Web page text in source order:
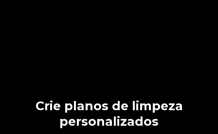
Crie planos de limpeza
personalizados